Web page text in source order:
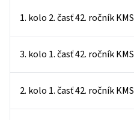
1. kolo 2. časť 42. ročník KMS
3. kolo 1. časť 42. ročník KMS
2. kolo 1. časť 42. ročník KMS